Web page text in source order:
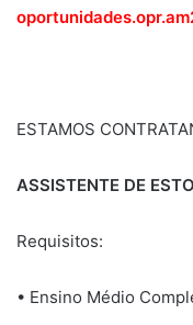
ESTAMOS
ASSISTENTE DE
Requisitos:
• Ensino Médio